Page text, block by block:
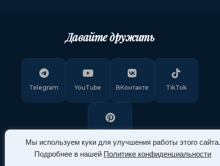
Мы используем куки для улучшения работы этого сайта.
Подробнее в нашей Политике конфиденциальности
Давайте дружить
Telegram YouTube ВКонтакте TikTok
Pinterest